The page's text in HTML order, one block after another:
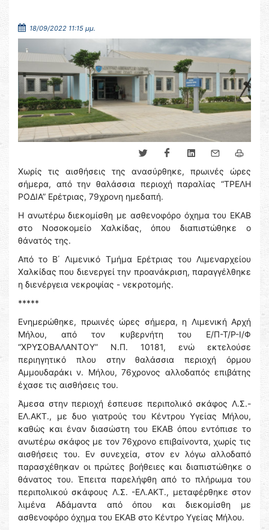
18/09/2022 11:15 μμ.
Χωρίς τις αισθήσεις της ανασύρθηκε, πρωινές ώρες
σήμερα, από την θαλάσσια περιοχή παραλίας “ΤΡΕΛΗ
ΡΟΔΙΑ” Ερέτριας, 79χρονη ημεδαπή.
Η ανωτέρω διεκομίσθη με ασθενοφόρο όχημα του ΕΚΑΒ
στο Νοσοκομείο Χαλκίδας, όπου διαπιστώθηκε ο
θάνατός της.
Από το Β΄ Λιμενικό Τμήμα Ερέτριας του Λιμεναρχείου
Χαλκίδας που διενεργεί την προανάκριση, παραγγέλθηκε
η διενέργεια νεκροψίας - νεκροτομής.
*****
Ενημερώθηκε, πρωινές ώρες σήμερα, η Λιμενική Αρχή
Μήλου, από τον κυβερνήτη του Ε/Π-Τ/Ρ-Ι/Φ
“ΧΡΥΣΟΒΑΛΑΝΤΟΥ” Ν.Π. 10181, ενώ εκτελούσε
περιηγητικό πλου στην θαλάσσια περιοχή όρμου
Αμμουδαράκι ν. Μήλου, 76χρονος αλλοδαπός επιβάτης
έχασε τις αισθήσεις του.
Άμεσα στην περιοχή έσπευσε περιπολικό σκάφος Λ.Σ.-
ΕΛ.ΑΚΤ., με δυο γιατρούς του Κέντρου Υγείας Μήλου,
καθώς και έναν διασώστη του ΕΚΑΒ όπου εντόπισε το
ανωτέρω σκάφος με τον 76χρονο επιβαίνοντα, χωρίς τις
αισθήσεις του. Εν συνεχεία, στον εν λόγω αλλοδαπό
παρασχέθηκαν οι πρώτες βοήθειες και διαπιστώθηκε ο
θάνατος του. Έπειτα παρελήφθη από το πλήρωμα του
περιπολικού σκάφους Λ.Σ. -ΕΛ.ΑΚΤ., μεταφέρθηκε στον
λιμένα Αδάμαντα από όπου και διεκομίσθη με
ασθενοφόρο όχημα του ΕΚΑΒ στο Κέντρο Υγείας Μήλου.